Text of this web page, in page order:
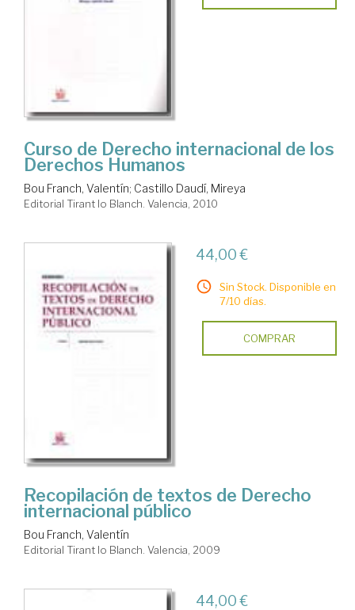
Curso de Derecho internacional de los
Derechos Humanos
Bou Franch, Valentín; Castillo Daudí, Mireya
Editorial Tirant lo Blanch. Valencia, 2010
44,00 €
Sin Stock. Disponible en
7/10 días.
COMPRAR
Recopilación de textos de Derecho
internacional público
Bou Franch, Valentín
Editorial Tirant lo Blanch. Valencia, 2009
44,00 €